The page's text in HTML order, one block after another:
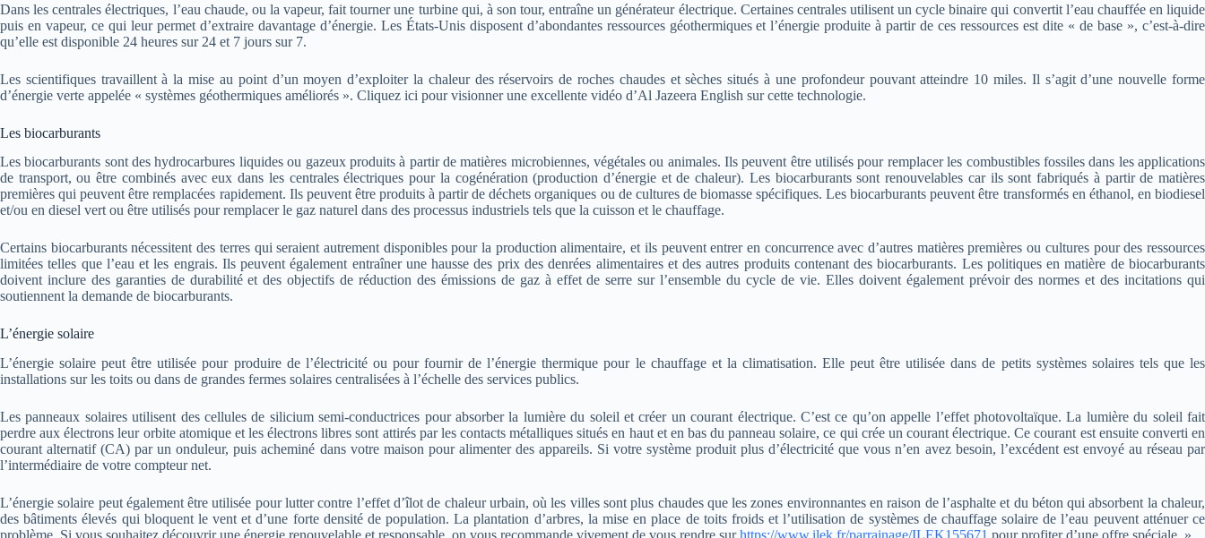
Dans les centrales électriques, l’eau chaude, ou la vapeur, fait tourner une turbine qui, à son tour, entraîne un générateur électrique. Certaines centrales utilisent un cycle binaire qui convertit l’eau chauffée en liquide
puis en vapeur, ce qui leur permet d’extraire davantage d’énergie. Les États-Unis disposent d’abondantes ressources géothermiques et l’énergie produite à partir de ces ressources est dite « de base », c’est-à-dire
qu’elle est disponible 24 heures sur 24 et 7 jours sur 7.
Les scientifiques travaillent à la mise au point d’un moyen d’exploiter la chaleur des réservoirs de roches chaudes et sèches situés à une profondeur pouvant atteindre 10 miles. Il s’agit d’une nouvelle forme
d’énergie verte appelée « systèmes géothermiques améliorés ». Cliquez ici pour visionner une excellente vidéo d’Al Jazeera English sur cette technologie.
Les biocarburants
Les biocarburants sont des hydrocarbures liquides ou gazeux produits à partir de matières microbiennes, végétales ou animales. Ils peuvent être utilisés pour remplacer les combustibles fossiles dans les applications
de transport, ou être combinés avec eux dans les centrales électriques pour la cogénération (production d’énergie et de chaleur). Les biocarburants sont renouvelables car ils sont fabriqués à partir de matières
premières qui peuvent être remplacées rapidement. Ils peuvent être produits à partir de déchets organiques ou de cultures de biomasse spécifiques. Les biocarburants peuvent être transformés en éthanol, en biodiesel
et/ou en diesel vert ou être utilisés pour remplacer le gaz naturel dans des processus industriels tels que la cuisson et le chauffage.
Certains biocarburants nécessitent des terres qui seraient autrement disponibles pour la production alimentaire, et ils peuvent entrer en concurrence avec d’autres matières premières ou cultures pour des ressources
limitées telles que l’eau et les engrais. Ils peuvent également entraîner une hausse des prix des denrées alimentaires et des autres produits contenant des biocarburants. Les politiques en matière de biocarburants
doivent inclure des garanties de durabilité et des objectifs de réduction des émissions de gaz à effet de serre sur l’ensemble du cycle de vie. Elles doivent également prévoir des normes et des incitations qui
soutiennent la demande de biocarburants.
L’énergie solaire
L’énergie solaire peut être utilisée pour produire de l’électricité ou pour fournir de l’énergie thermique pour le chauffage et la climatisation. Elle peut être utilisée dans de petits systèmes solaires tels que les
installations sur les toits ou dans de grandes fermes solaires centralisées à l’échelle des services publics.
Les panneaux solaires utilisent des cellules de silicium semi-conductrices pour absorber la lumière du soleil et créer un courant électrique. C’est ce qu’on appelle l’effet photovoltaïque. La lumière du soleil fait
perdre aux électrons leur orbite atomique et les électrons libres sont attirés par les contacts métalliques situés en haut et en bas du panneau solaire, ce qui crée un courant électrique. Ce courant est ensuite converti en
courant alternatif (CA) par un onduleur, puis acheminé dans votre maison pour alimenter des appareils. Si votre système produit plus d’électricité que vous n’en avez besoin, l’excédent est envoyé au réseau par
l’intermédiaire de votre compteur net.
L’énergie solaire peut également être utilisée pour lutter contre l’effet d’îlot de chaleur urbain, où les villes sont plus chaudes que les zones environnantes en raison de l’asphalte et du béton qui absorbent la chaleur,
des bâtiments élevés qui bloquent le vent et d’une forte densité de population. La plantation d’arbres, la mise en place de toits froids et l’utilisation de systèmes de chauffage solaire de l’eau peuvent atténuer ce